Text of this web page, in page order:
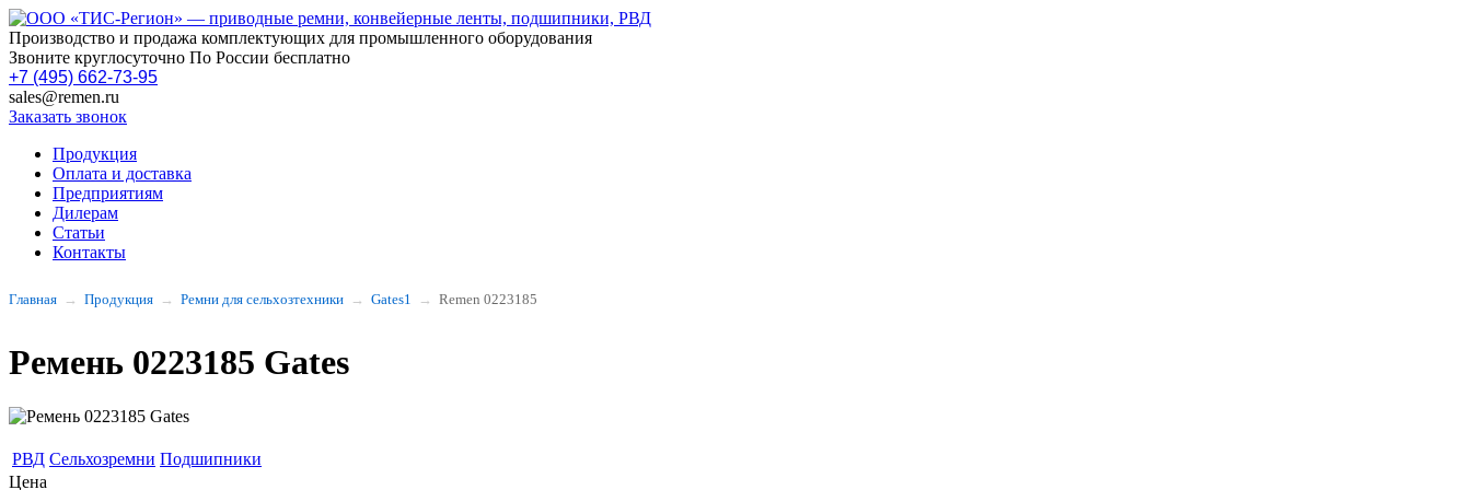
Производство и продажа комплектующих для промышленного оборудования
Звоните круглосуточно По России бесплатно
+7 (495) 662-73-95
sales@remen.ru
Заказать звонок
Продукция
Оплата и доставка
Предприятиям
Дилерам
Статьи
Контакты
Главная Продукция Ремни для сельхозтехники Gates1 Remen 0223185
Ремень 0223185 Gates
РВД Сельхозремни Подшипники
Цена